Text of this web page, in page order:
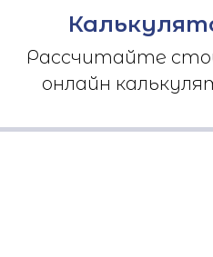
Рассчитайте
онлайн